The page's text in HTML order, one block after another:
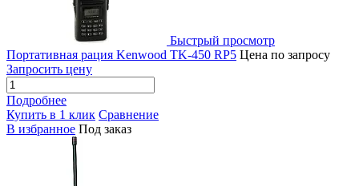
Быстрый просмотр
Портативная рация Kenwood TK-450 RP5 Цена по запросу
Запросить цену
Подробнее
Купить в 1 клик Сравнение
В избранное Под заказ